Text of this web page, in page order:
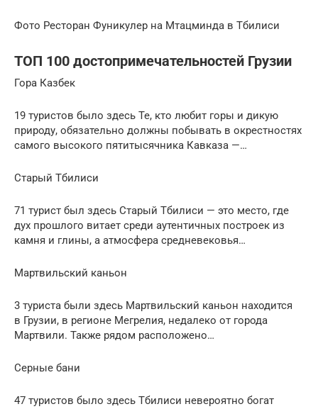
Фото Ресторан Фуникулер на Мтацминда в Тбилиси
ТОП 100 достопримечательностей Грузии
Гора Казбек
19 туристов было здесь Те, кто любит горы и дикую
природу, обязательно должны побывать в окрестностях
самого высокого пятитысячника Кавказа —…
Старый Тбилиси
71 турист был здесь Старый Тбилиси — это место, где
дух прошлого витает среди аутентичных построек из
камня и глины, а атмосфера средневековья…
Мартвильский каньон
3 туристa были здесь Мартвильский каньон находится
в Грузии, в регионе Мегрелия, недалеко от города
Мартвили. Также рядом расположено…
Серные бани
47 туристов было здесь Тбилиси невероятно богат